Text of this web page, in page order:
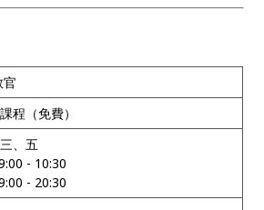
官
程（免費）
、五
- 10:30
- 20:30